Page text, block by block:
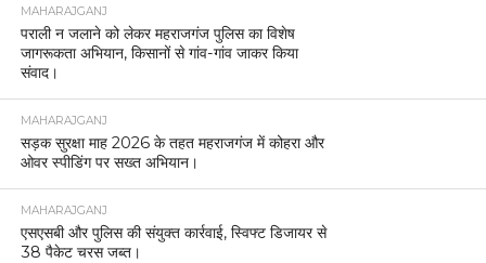
MAHARAJGANJ
पराली न जलाने को लेकर महराजगंज पुलिस का विशेष
जागरूकता अभियान, किसानों से गांव-गांव जाकर किया
संवाद।
MAHARAJGANJ
सड़क सुरक्षा माह 2026 के तहत महराजगंज में कोहरा और
ओवर स्पीडिंग पर सख्त अभियान।
MAHARAJGANJ
एसएसबी और पुलिस की संयुक्त कार्रवाई, स्विफ्ट डिजायर से
38 पैकेट चरस जब्त।